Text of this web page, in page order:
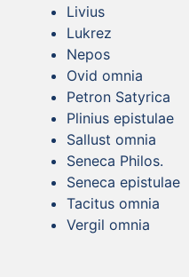
Livius
Lukrez
Nepos
Ovid omnia
Petron Satyrica
Plinius epistulae
Sallust omnia
Seneca Philos.
Seneca epistulae
Tacitus omnia
Vergil omnia